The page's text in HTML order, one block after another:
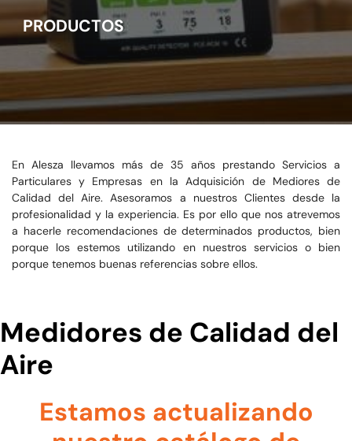
PRODUCTOS
En Alesza llevamos más de 35 años prestando Servicios a
Particulares y Empresas en la Adquisición de Mediores de
Calidad del Aire. Asesoramos a nuestros Clientes desde la
profesionalidad y la experiencia. Es por ello que nos atrevemos
a hacerle recomendaciones de determinados productos, bien
porque los estemos utilizando en nuestros servicios o bien
porque tenemos buenas referencias sobre ellos.
Medidores de Calidad del
Aire
Estamos actualizando